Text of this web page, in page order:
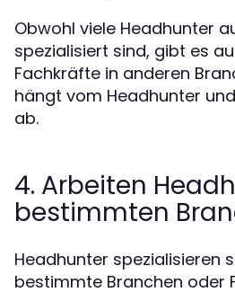
Obwohl viele Headhunter
spezialisiert sind, gibt es
Fachkräfte in anderen
hängt vom Headhunter
ab.
4. Arbeiten
bestimmten
Headhunter spezialisieren
bestimmte Branchen oder